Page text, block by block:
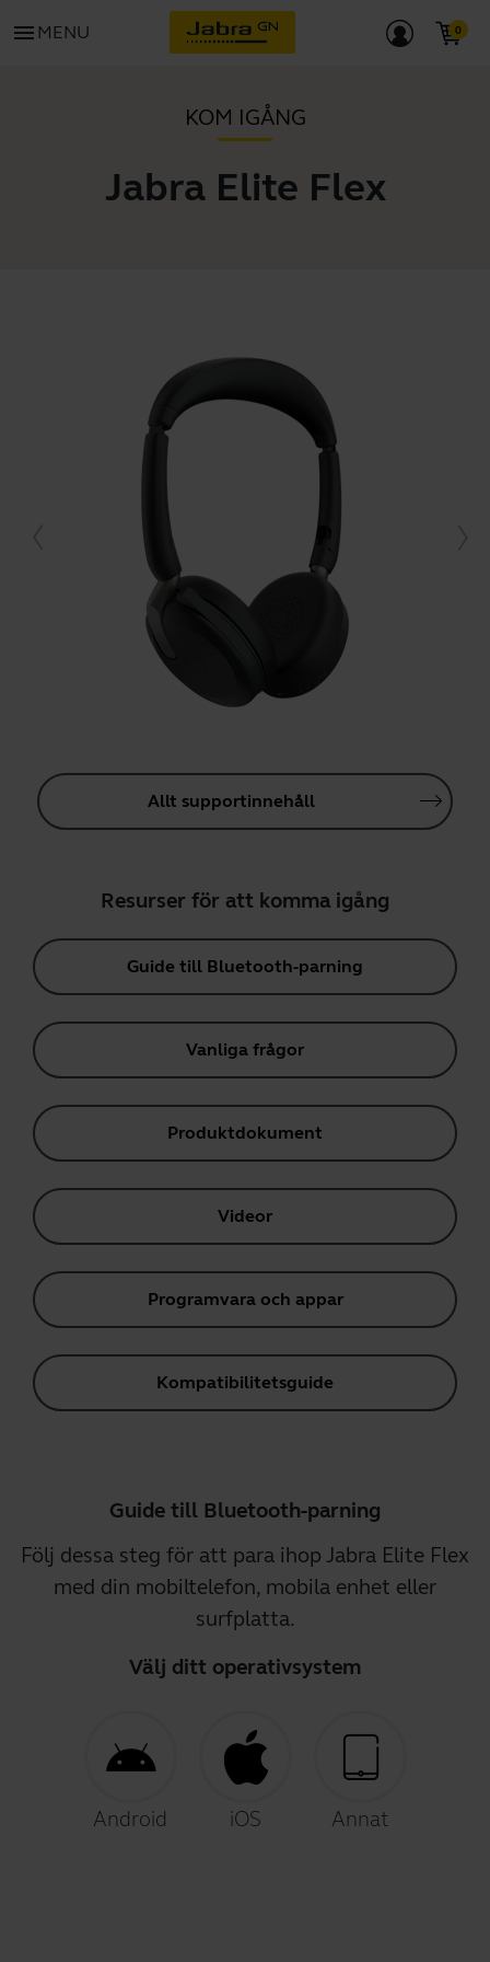
menu MENU
KOM IGÅNG
Jabra Elite Flex
Allt supportinnehåll
Resurser för att komma igång
Guide till Bluetooth-parning
Vanliga frågor
Produktdokument
Videor
Programvara och appar
Kompatibilitetsguide
Guide till Bluetooth-parning
Följ dessa steg för att para ihop Jabra Elite Flex
med din mobiltelefon, mobila enhet eller
surfplatta.
Välj ditt operativsystem
Android iOS Annat